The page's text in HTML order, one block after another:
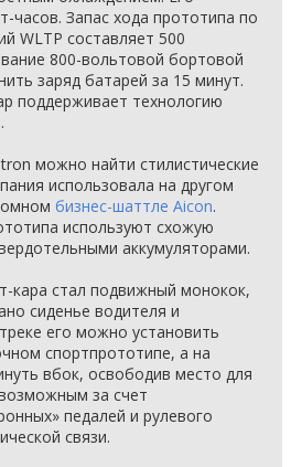
часов. Запас хода прототипа по
WLTP составляет 500
800-вольтовой бортовой
заряд батарей за 15 минут.
поддерживает технологию
можно найти стилистические
использовала на другом
бизнес-шаттле Aicon.
используют схожую
аккумуляторами.
кара стал подвижный монокок,
сиденье водителя и
его можно установить
спортпрототипе, а на
вбок, освободив место для
за счет
педалей и рулевого
связи.